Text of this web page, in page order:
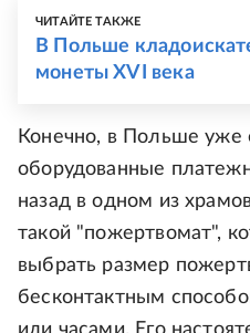
ЧИТАЙТЕ ТАКЖЕ
В Польше
монеты XVI века
Конечно, в Польше уже
оборудованные
назад в одном из
такой "пожертвомат",
выбрать размер
бесконтактным